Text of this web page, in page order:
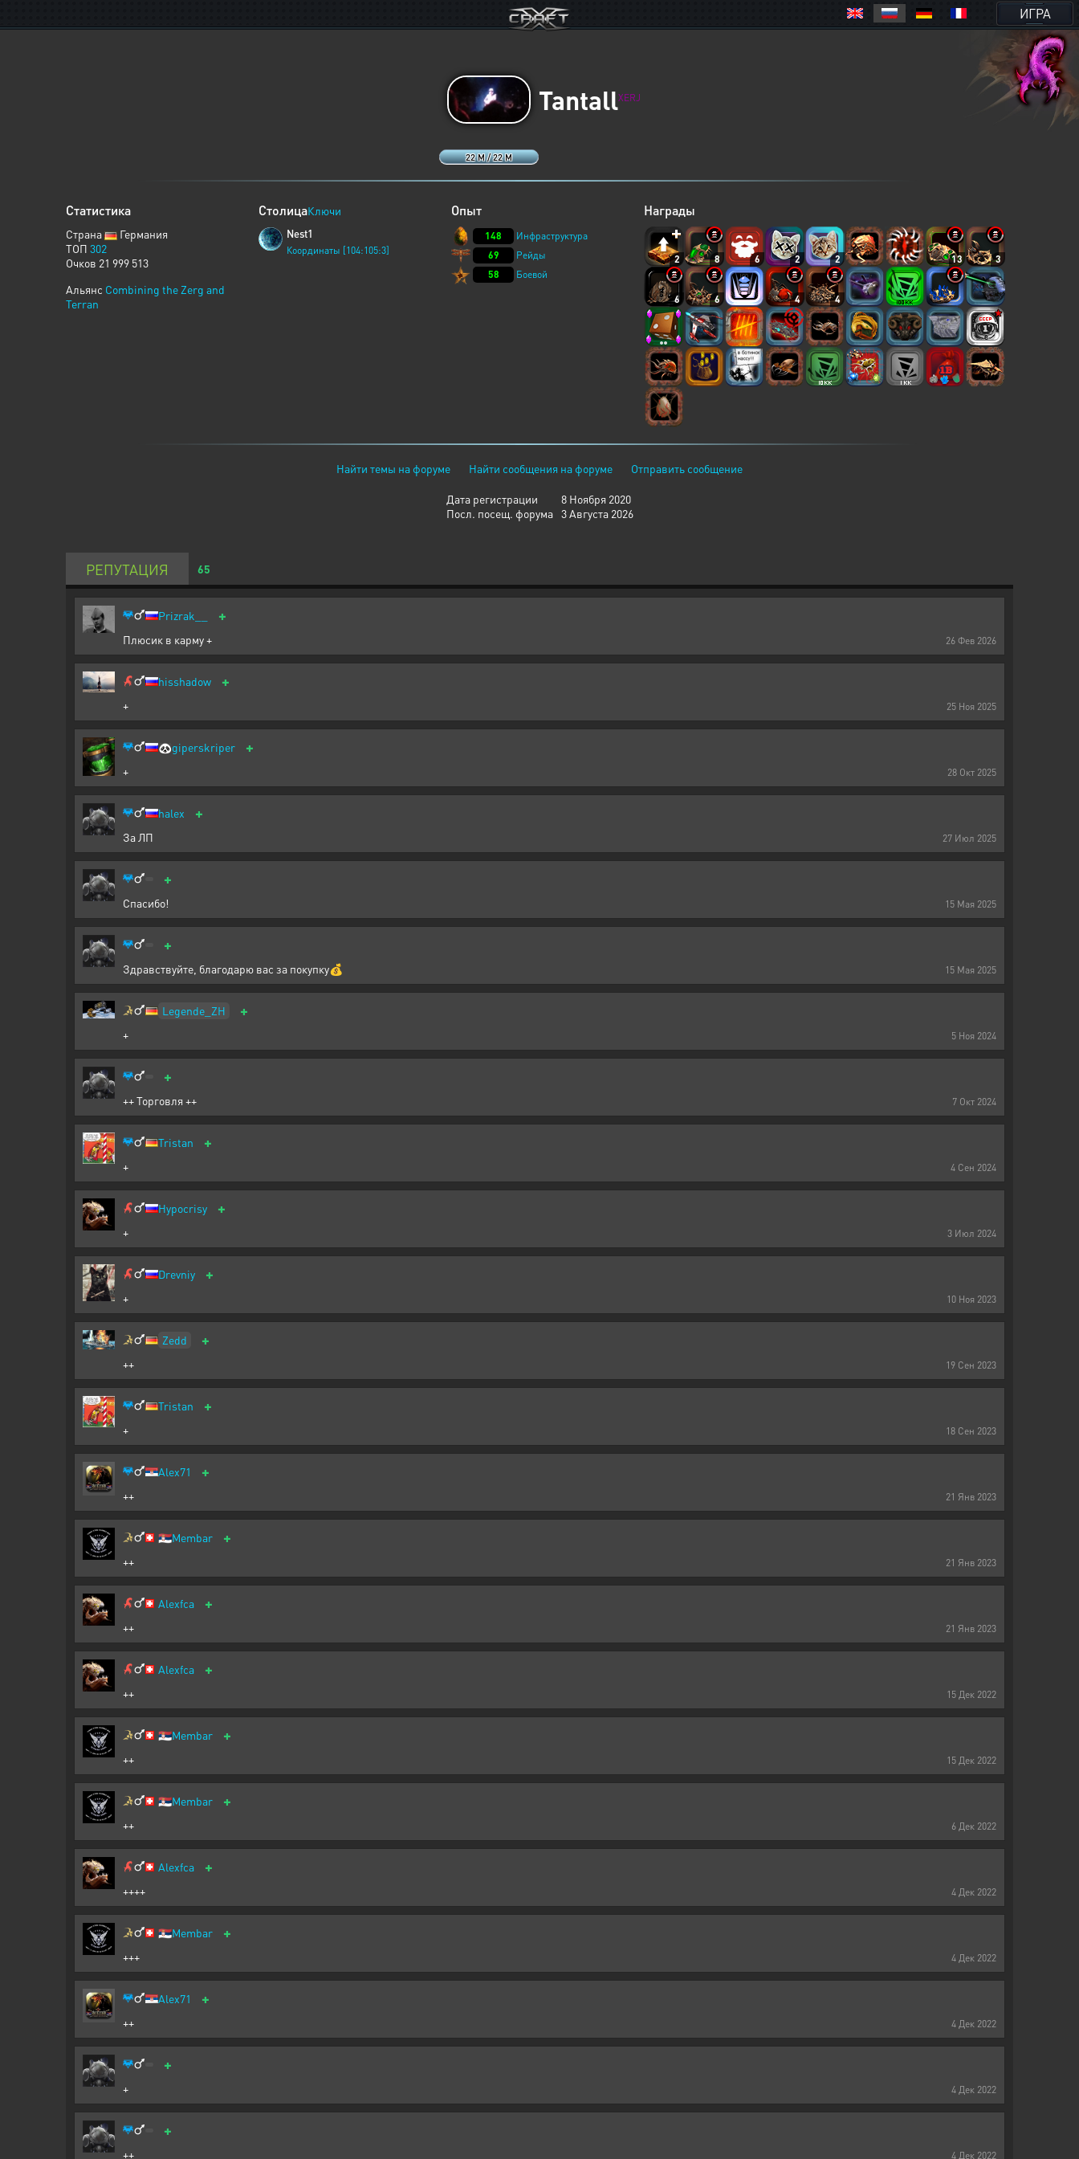
ИГРА
22 M / 22 M
TantallXERJ
Статистика
Страна
Германия
ТОП 302
Очков 21 999 513
Альянс Combining the Zerg and
Terran
СтолицаКлючи
Nest1
Координаты [104:105:3]
Опыт
148
Инфраструктура
69
Рейды
58
Боевой
Награды
2 8 6 2 2 13 3
6 6 4 4
Найти темы на форуме Найти сообщения на форуме Отправить сообщение
Дата регистрации
8 Ноября 2020
Посл. посещ. форума 3 Августа 2026
РЕПУТАЦИЯ 65
26 Фев 2026
Prizrak__ +
Плюсик в карму +
25 Ноя 2025
hisshadow +
+
28 Окт 2025
🐼giperskriper +
+
27 Июл 2025
halex +
За ЛП
15 Мая 2025
+
Спасибо!
15 Мая 2025
+
Здравствуйте, благодарю вас за покупку💰
5 Ноя 2024
Legende_ZH +
+
7 Окт 2024
+
++ Торговля ++
4 Сен 2024
Tristan +
+
3 Июл 2024
Hypocrisy +
+
10 Ноя 2023
Drevniy +
+
19 Сен 2023
Zedd +
++
18 Сен 2023
Tristan +
+
21 Янв 2023
Alex71 +
++
21 Янв 2023
🇷🇸Membar +
++
21 Янв 2023
Alexfca +
++
15 Дек 2022
Alexfca +
++
15 Дек 2022
🇷🇸Membar +
++
6 Дек 2022
🇷🇸Membar +
++
4 Дек 2022
Alexfca +
++++
4 Дек 2022
🇷🇸Membar +
+++
4 Дек 2022
Alex71 +
++
4 Дек 2022
+
+
4 Дек 2022
+
++